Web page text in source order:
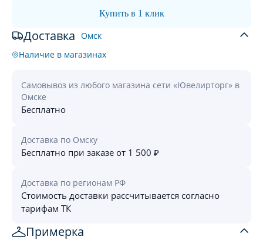
Купить в 1 клик
Доставка Омск
Наличие в магазинах
Самовывоз из любого магазина сети «Ювелирторг» в
Омске
Бесплатно
Доставка по Омску
Бесплатно при заказе от 1 500 ₽
Доставка по регионам РФ
Стоимость доставки рассчитывается согласно
тарифам ТК
Примерка